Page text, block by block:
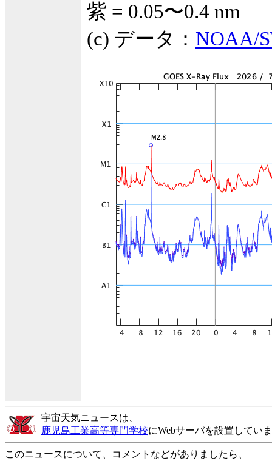
紫 = 0.05〜0.4 nm
(c) データ： NOAA/
宇宙天気ニュースは、
鹿児島工業高等専門学校にWebサーバを設置してい
このニュースについて、コメントなどがありましたら、